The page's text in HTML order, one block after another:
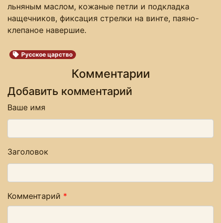
льняным маслом, кожаные петли и подкладка
нащечников, фиксация стрелки на винте, паяно-
клепаное навершие.
Русское царство
Комментарии
Добавить комментарий
Ваше имя
Заголовок
Комментарий *